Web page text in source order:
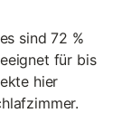
sind 72 %
für bis
hier